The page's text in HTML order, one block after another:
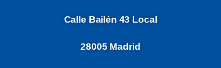
Calle Bailén 43 Local
28005 Madrid